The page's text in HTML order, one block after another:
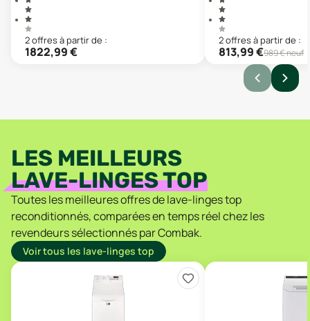
2offresà partir de :
1822,99€
2offresà partir de :
813,99€989€ neuf
LES MEILLEURS
LAVE-LINGES TOP
Toutes les meilleures offres de lave-linges top
reconditionnés, comparées en temps réel chez les
revendeurs sélectionnés par Combak.
Voir tous les lave-linges top